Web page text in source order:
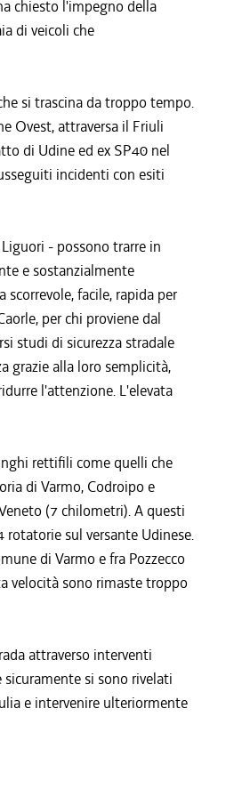
chiesto l'impegno della
di veicoli che
si trascina da troppo tempo.
Ovest, attraversa il Friuli
di Udine ed ex SP40 nel
incidenti con esiti
- possono trarre in
e sostanzialmente
facile, rapida per
per chi proviene dal
studi di sicurezza stradale
grazie alla loro semplicità,
l'attenzione. L'elevata
rettifili come quelli che
di Varmo, Codroipo e
(7 chilometri). A questi
rotatorie sul versante Udinese.
di Varmo e fra Pozzecco
velocità sono rimaste troppo
attraverso interventi
si sono rivelati
e intervenire ulteriormente